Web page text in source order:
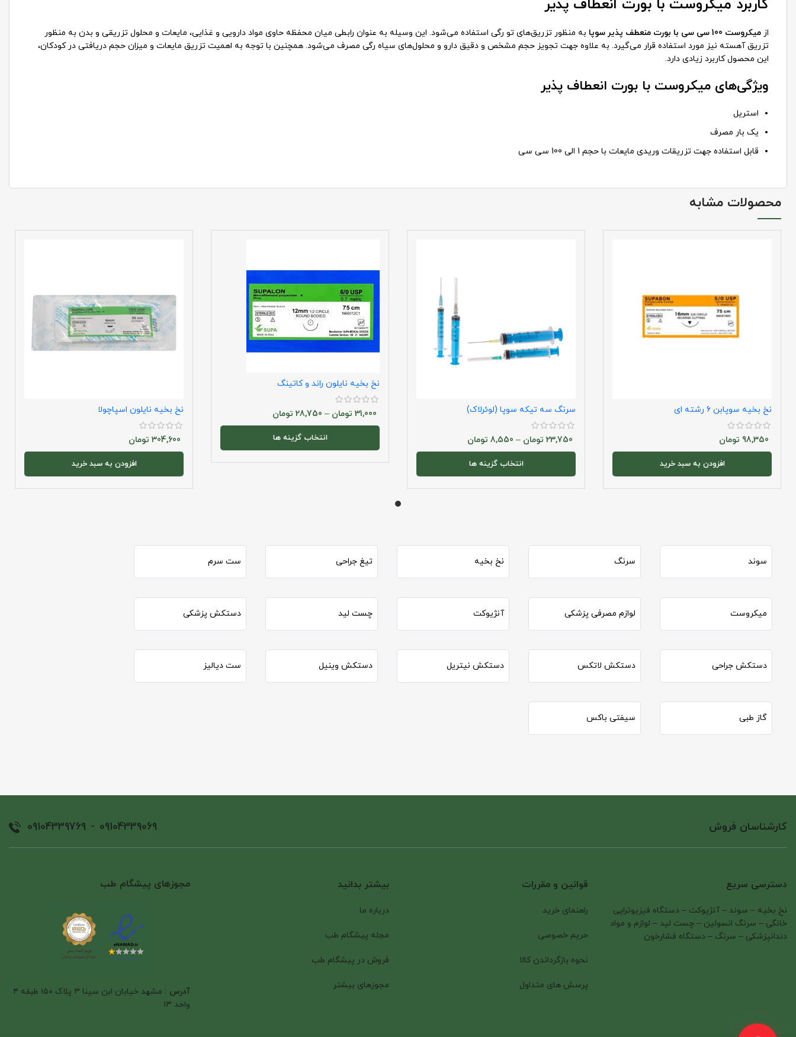
کاربرد میکروست با بورت انعطاف پذیر
از میکروست 100 سی سی با بورت منعطف پذیر سوپا
به منظور تزریق‌های تو رگی استفاده می‌شود. این وسیله به عنوان رابطی میان محفظه حاوی مواد دارویی و غذایی، مایعات و محلول تزریقی و بدن به منظور
تزریق آهسته نیز مورد استفاده قرار می‌گیرد. به علاوه جهت تجویز حجم مشخص و دقیق دارو و محلو‌ل‌های سیاه‌ رگی مصرف می‌شود. همچنین با توجه به اهمیت تزریق مایعات و میزان حجم دریافتی در کودکان،
این محصول کاربرد زیادی دارد.
ویژگی‌های میکروست با بورت انعطاف پذیر
استریل
یک بار مصرف
قابل استفاده جهت تزریقات وریدی مایعات با حجم 1 الی 100 سی سی
محصولات مشابه
نخ بخیه سوپابن 6 رشته ای
98,350 تومان
افزودن به سبد خرید
سرنگ سه تیکه سوپا (لوئرلاک)
23,750 تومان –
8,550 تومان
انتخاب گزینه ها
نخ بخیه نایلون راند و کاتینگ
31,000 تومان –
28,750 تومان
انتخاب گزینه ها
نخ بخیه نایلون اسپاچولا
304,600 تومان
افزودن به سبد خرید
سوند سرنگ نخ بخیه تیغ جراحی ست سرم
میکروست لوازم مصرفی پزشکی آنژیوکت چست لید دستکش پزشکی
دستکش جراحی دستکش لاتکس دستکش نیتریل دستکش وینیل ست دیالیز
گاز طبی سیفتی باکس
کارشناسان فروش 09104339069
-
09104339769
دسترسی سریع
نخ بخیه – سوند – آنژیوکت – دستگاه فیزیوتراپی
خانگی – سرنگ انسولین – چست لید – لوازم و مواد
دندانپزشکی – سرنگ – دستگاه فشارخون
قوانین و مقررات
راهنمای خرید
حریم خصوصی
نحوه بازگرداندن کالا
پرسش های متداول
بیشتر بدانید
درباره ما
مجله پیشگام طب
فروش در پیشگام طب
مجوزهای بیشتر
مجوزهای پیشگام طب
آدرس :
مشهد خیابان ابن سینا ۳ پلاک ۱۵۰ طبقه ۴
واحد ۱۳